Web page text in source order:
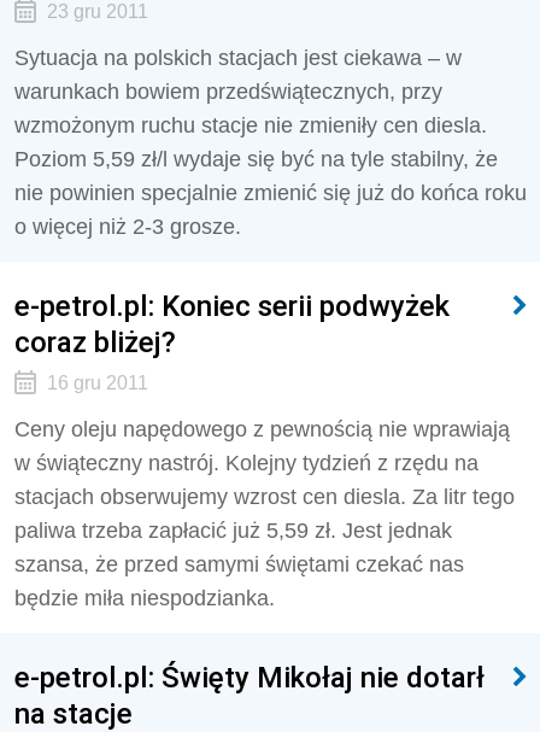
23 gru 2011
Sytuacja na polskich stacjach jest ciekawa – w
warunkach bowiem przedświątecznych, przy
wzmożonym ruchu stacje nie zmieniły cen diesla.
Poziom 5,59 zł/l wydaje się być na tyle stabilny, że
nie powinien specjalnie zmienić się już do końca roku
o więcej niż 2-3 grosze.
e-petrol.pl: Koniec serii podwyżek
coraz bliżej?
16 gru 2011
Ceny oleju napędowego z pewnością nie wprawiają
w świąteczny nastrój. Kolejny tydzień z rzędu na
stacjach obserwujemy wzrost cen diesla. Za litr tego
paliwa trzeba zapłacić już 5,59 zł. Jest jednak
szansa, że przed samymi świętami czekać nas
będzie miła niespodzianka.
e-petrol.pl: Święty Mikołaj nie dotarł
na stacje